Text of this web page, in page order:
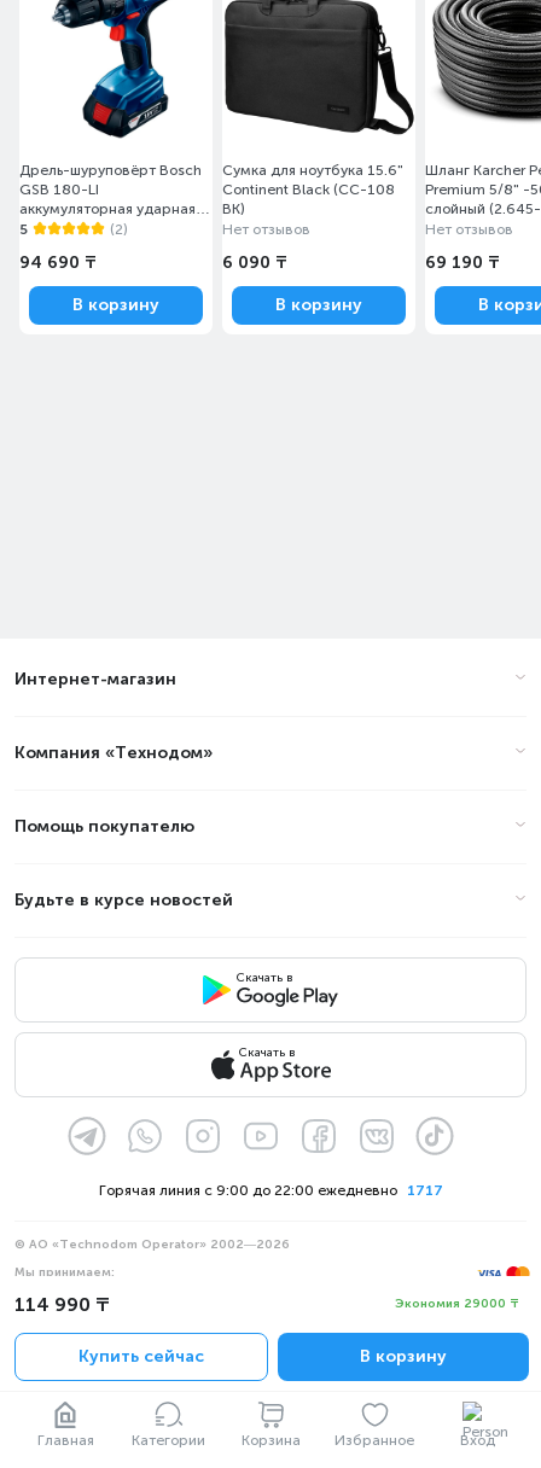
Главная Категории Корзина Избранное Вход
Дрель-шуруповёрт Bosch
GSB 180-LI
аккумуляторная ударная 2
акк (06019F8307)
5 (2)
94 690 ₸
В корзину
Сумка для ноутбука 15.6"
Continent Black (CC-108
BK)
Нет отзывов
6 090 ₸
В корзину
Шланг Karcher
Premium 5/8" -
слойный
Нет отзывов
69 190 ₸
В
114 990 ₸ Экономия 29000 ₸
Купить сейчас В корзину
Интернет-магазин
Компания «Технодом»
Помощь покупателю
Будьте в курсе новостей
Скачать в
Скачать в
1717
Горячая линия с 9:00 до 22:00 ежедневно
© АО «Technodom Operator» 2002—2026
Мы принимаем:
Официальное уведомление